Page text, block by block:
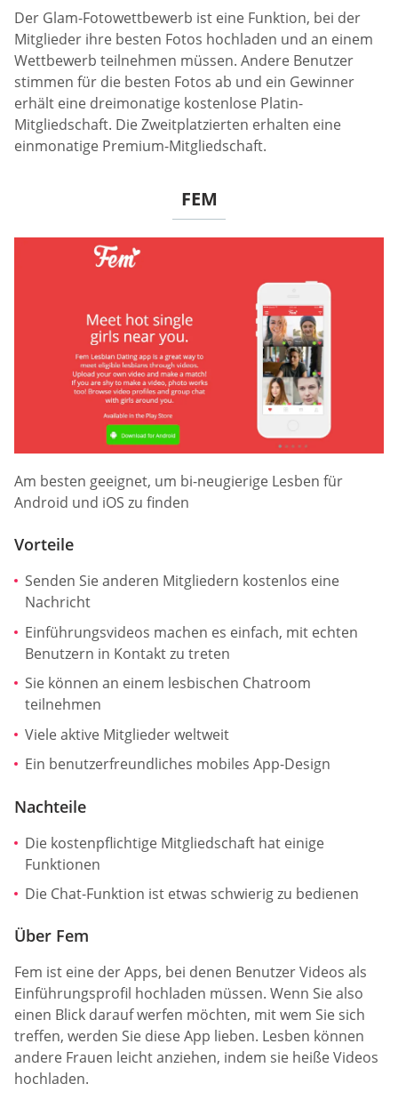
Der Glam-Fotowettbewerb ist eine Funktion, bei der
Mitglieder ihre besten Fotos hochladen und an einem
Wettbewerb teilnehmen müssen. Andere Benutzer
stimmen für die besten Fotos ab und ein Gewinner
erhält eine dreimonatige kostenlose Platin-
Mitgliedschaft. Die Zweitplatzierten erhalten eine
einmonatige Premium-Mitgliedschaft.
FEM
Am besten geeignet, um bi-neugierige Lesben für
Android und iOS zu finden
Vorteile
Senden Sie anderen Mitgliedern kostenlos eine
Nachricht
Einführungsvideos machen es einfach, mit echten
Benutzern in Kontakt zu treten
Sie können an einem lesbischen Chatroom
teilnehmen
Viele aktive Mitglieder weltweit
Ein benutzerfreundliches mobiles App-Design
Nachteile
Die kostenpflichtige Mitgliedschaft hat einige
Funktionen
Die Chat-Funktion ist etwas schwierig zu bedienen
Über Fem
Fem ist eine der Apps, bei denen Benutzer Videos als
Einführungsprofil hochladen müssen. Wenn Sie also
einen Blick darauf werfen möchten, mit wem Sie sich
treffen, werden Sie diese App lieben. Lesben können
andere Frauen leicht anziehen, indem sie heiße Videos
hochladen.